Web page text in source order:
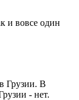
и вовсе один
Грузии. В
- нет.